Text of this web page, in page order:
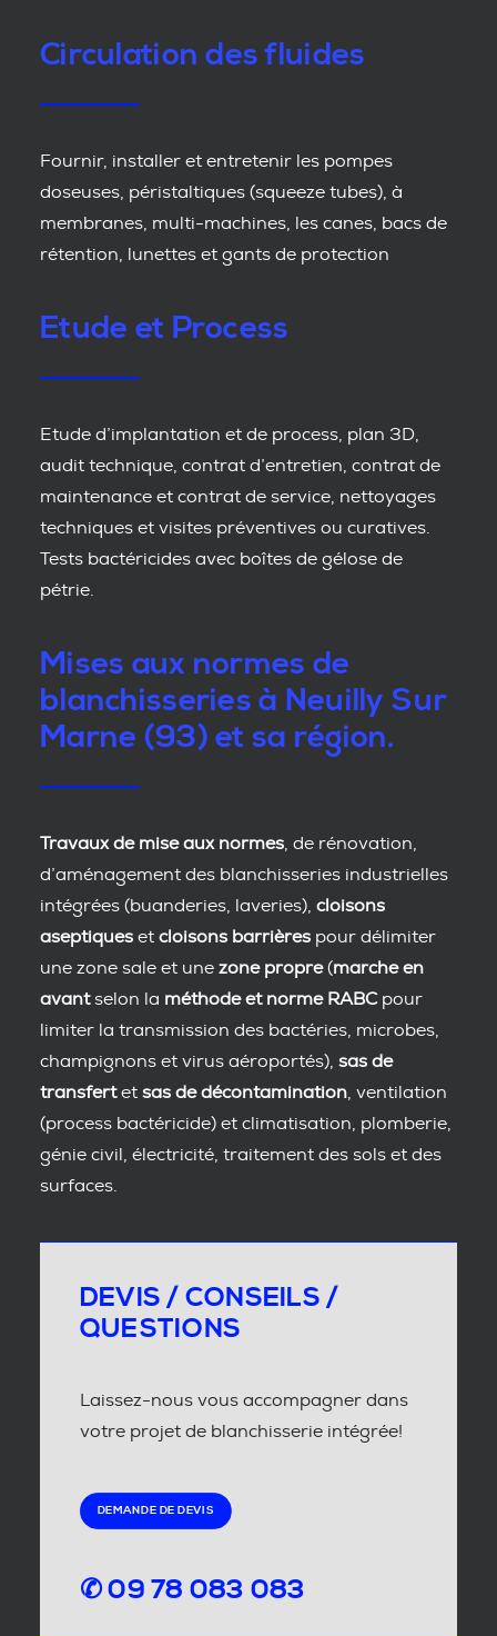
Circulation des fluides
Fournir, installer et entretenir les pompes
doseuses, péristaltiques (squeeze tubes), à
membranes, multi-machines, les canes, bacs de
rétention, lunettes et gants de protection
Etude et Process
Etude d’implantation et de process, plan 3D,
audit technique, contrat d’entretien, contrat de
maintenance et contrat de service, nettoyages
techniques et visites préventives ou curatives.
Tests bactéricides avec boîtes de gélose de
pétrie.
Mises aux normes de
blanchisseries à Neuilly Sur
Marne (93) et sa région.
Travaux de mise aux normes , de rénovation,
d’aménagement des blanchisseries industrielles
intégrées (buanderies, laveries), cloisons
aseptiques et cloisons barrières pour délimiter
une zone sale et une zone propre(marche en
avantselon la méthode et norme RABCpour
limiter la transmission des bactéries, microbes,
champignons et virus aéroportés), sas de
transfertet sas de décontamination , ventilation
(process bactéricide) et climatisation, plomberie,
génie civil, électricité, traitement des sols et des
surfaces.
DEVIS / CONSEILS /
QUESTIONS
Laissez-nous vous accompagner dans
votre projet de blanchisserie intégrée!
DEMANDE DE DEVIS
✆ 09 78 083 083